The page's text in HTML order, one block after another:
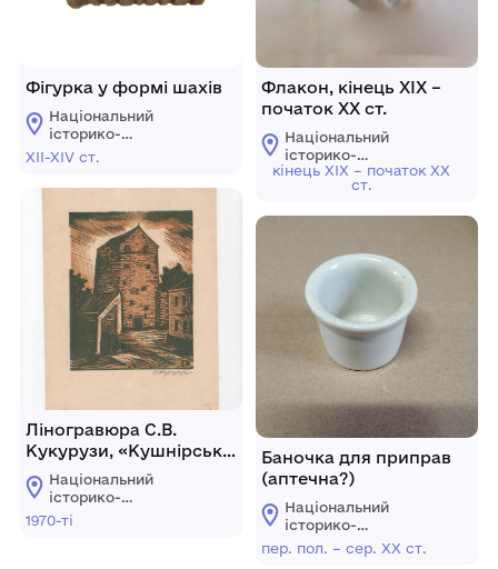
Фігурка у формі шахів
Національний
історико-
архітектурний
"Кам'янець"
XІI-XІV ст.
Ліногравюра С.В.
Кукурузи, «Кушнірська
башта, ХVI ст.», 70-ті рр.
ХХ ст.
Національний
історико-
архітектурний
1970-ті
Флакон, кінець ХІХ –
початок ХХ ст.
Національний
історико-
архітектурний
заповідник
кінець ХІХ – початок ХХ
ст.
Баночка для приправ
(аптечна?)
Національний
історико-
архітектурний
заповідник
пер. пол. – сер. ХХ ст.